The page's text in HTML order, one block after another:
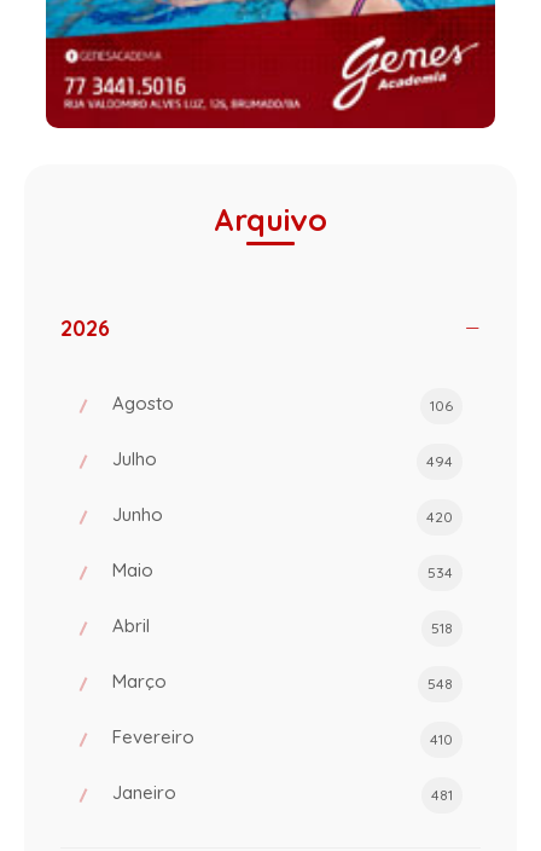
Arquivo
2026
Agosto 106
Julho 494
Junho 420
Maio 534
Abril 518
Março 548
Fevereiro 410
Janeiro 481